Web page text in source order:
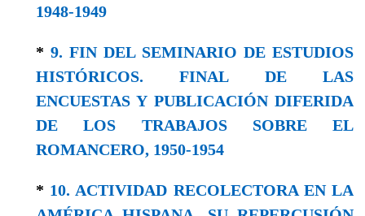
1948-1949
* 9. FIN DEL SEMINARIO DE ESTUDIOS
HISTÓRICOS. FINAL DE LAS
ENCUESTAS Y PUBLICACIÓN DIFERIDA
DE LOS TRABAJOS SOBRE EL
ROMANCERO, 1950-1954
* 10. ACTIVIDAD RECOLECTORA EN LA